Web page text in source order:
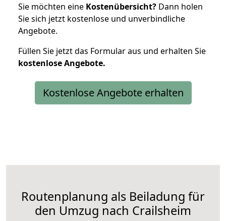
Sie möchten eine Kostenübersicht? Dann holen
Sie sich jetzt kostenlose und unverbindliche
Angebote.
Füllen Sie jetzt das Formular aus und erhalten Sie
kostenloseAngebote.
Kostenlose Angebote erhalten
Routenplanung als Beiladung für
den Umzug nach Crailsheim